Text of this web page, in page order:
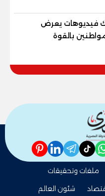
يعرض
بالقوة
whatsapp
tiktok
telegram
linkedin
pinterest
ملفات وتحقيقات
شئون العالم